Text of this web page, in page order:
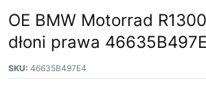
OE BMW Motorrad
dłoni prawa
SKU: 46635B497E4